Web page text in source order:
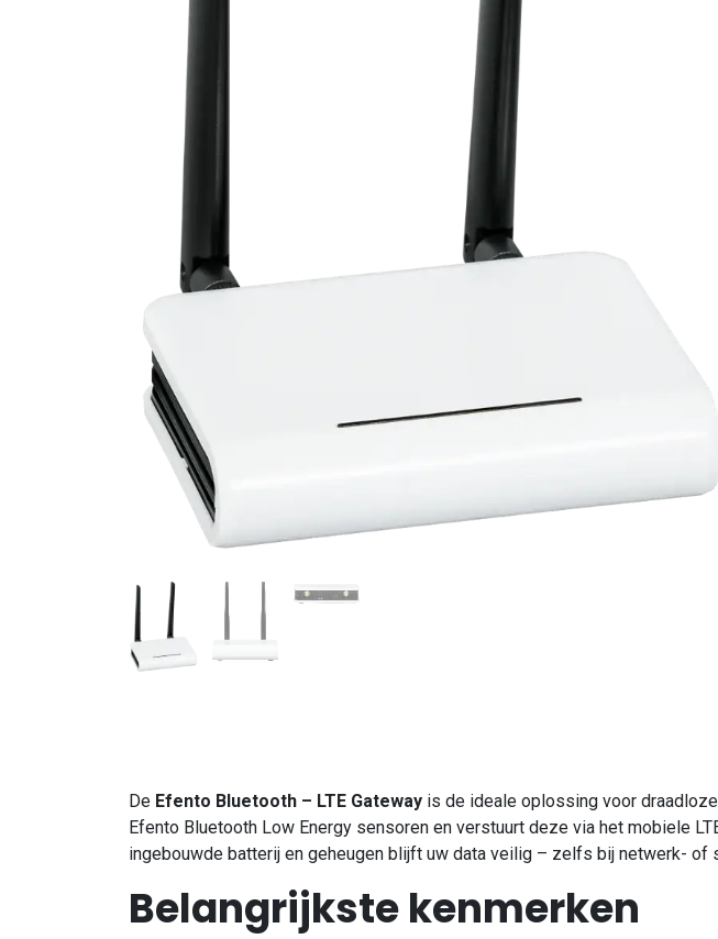
De Efento Bluetooth – LTE Gateway is de ideale oplossing voor
Efento Bluetooth Low Energy sensoren en verstuurt deze via het mobiele
ingebouwde batterij en geheugen blijft uw data veilig – zelfs bij netwerk- of
Belangrijkste kenmerken